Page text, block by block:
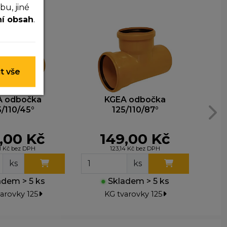
odbočka
110/45°
Kč
Kč bez DPH
ks
> 5 ks
125
KGEA odbočka
125/110/87°
149,00 Kč
123,14 Kč bez DPH
ks
● Skladem > 5 ks
KG tvarovky 125
jiné
obsah.
nelze je
nim
lepší
vše